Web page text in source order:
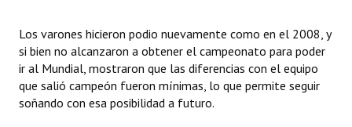
Los varones hicieron podio nuevamente como en el 2008, y
si bien no alcanzaron a obtener el campeonato para poder
ir al Mundial, mostraron que las diferencias con el equipo
que salió campeón fueron mínimas, lo que permite seguir
soñando con esa posibilidad a futuro.